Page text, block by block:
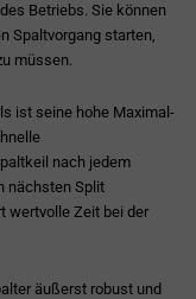
Betriebs. Sie können
Spaltvorgang starten,
müssen.
ist seine hohe Maximal-
nach jedem
nächsten Split
wertvolle Zeit bei der
äußerst robust und